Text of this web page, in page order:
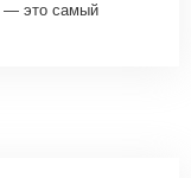
— это самый